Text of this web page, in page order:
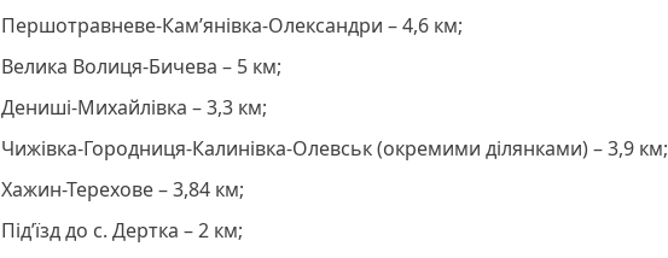
Першотравневе-Кам’янівка-Олександри – 4,6 км;
Велика Волиця-Бичева – 5 км;
Дениші-Михайлівка – 3,3 км;
Чижівка-Городниця-Калинівка-Олевськ (окремими ділянками) – 3,9 км;
Хажин-Терехове – 3,84 км;
Під’їзд до с. Дертка – 2 км;